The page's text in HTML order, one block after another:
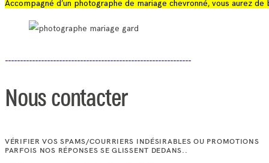
Accompagné d’un photographe de mariage chevronné, vous aurez
Nous contacter
VÉRIFIER VOS SPAMS/COURRIERS INDÉSIRABLES OU PROMOTIONS
PARFOIS NOS RÉPONSES SE GLISSENT DEDANS..